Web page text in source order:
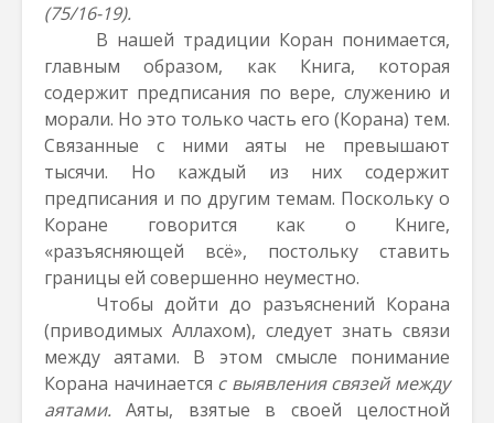
(75/16-19).
В нашей традиции Коран понимается,
главным образом, как Книга, которая
содержит предписания по вере, служению и
морали. Но это только часть его (Корана) тем.
Связанные с ними аяты не превышают
тысячи. Но каждый из них содержит
предписания и по другим темам. Поскольку о
Коране говорится как о Книге,
«разъясняющей всё», постольку ставить
границы ей совершенно неуместно.
Чтобы дойти до разъяснений Корана
(приводимых Аллахом), следует знать связи
между аятами. В этом смысле понимание
Корана начинается с выявления связей между
аятами. Аяты, взятые в своей целостной